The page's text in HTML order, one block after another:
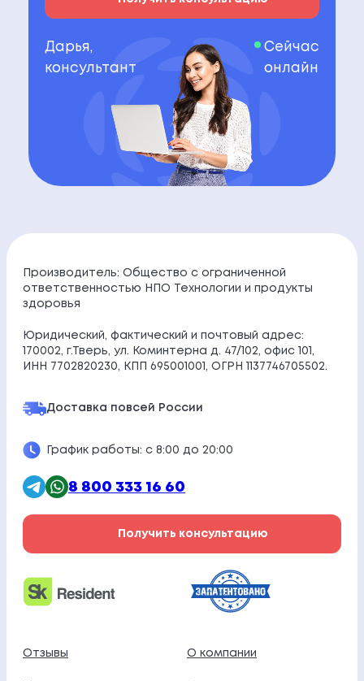
Дарья,
консультант
Сейчас
онлайн
Производитель: Общество с ограниченной
ответственностью НПО Технологии и продукты
здоровья
Юридический, фактический и почтовый адрес:
170002, г.Тверь, ул. Коминтерна д. 47/102, офис 101,
ИНН 7702820230, КПП 695001001, ОГРН 1137746705502.
Доставка повсей России
График работы: с 8:00 до 20:00
8 800 333 16 60
Получить консультацию
Отзывы О компании